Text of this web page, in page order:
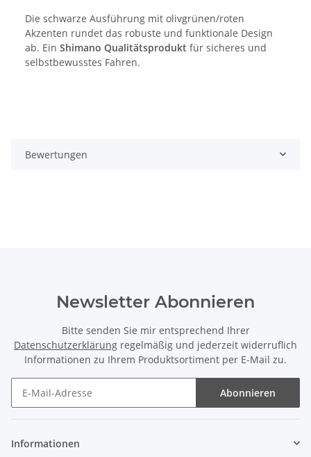
Die schwarze Ausführung mit olivgrünen/roten
Akzenten rundet das robuste und funktionale Design
ab. Ein Shimano Qualitätsprodukt für sicheres und
selbstbewusstes Fahren.
Bewertungen
Newsletter Abonnieren
Bitte senden Sie mir entsprechend Ihrer
Datenschutzerklärung regelmäßig und jederzeit widerruflich
Informationen zu Ihrem Produktsortiment per E-Mail zu.
Abonnieren
Informationen